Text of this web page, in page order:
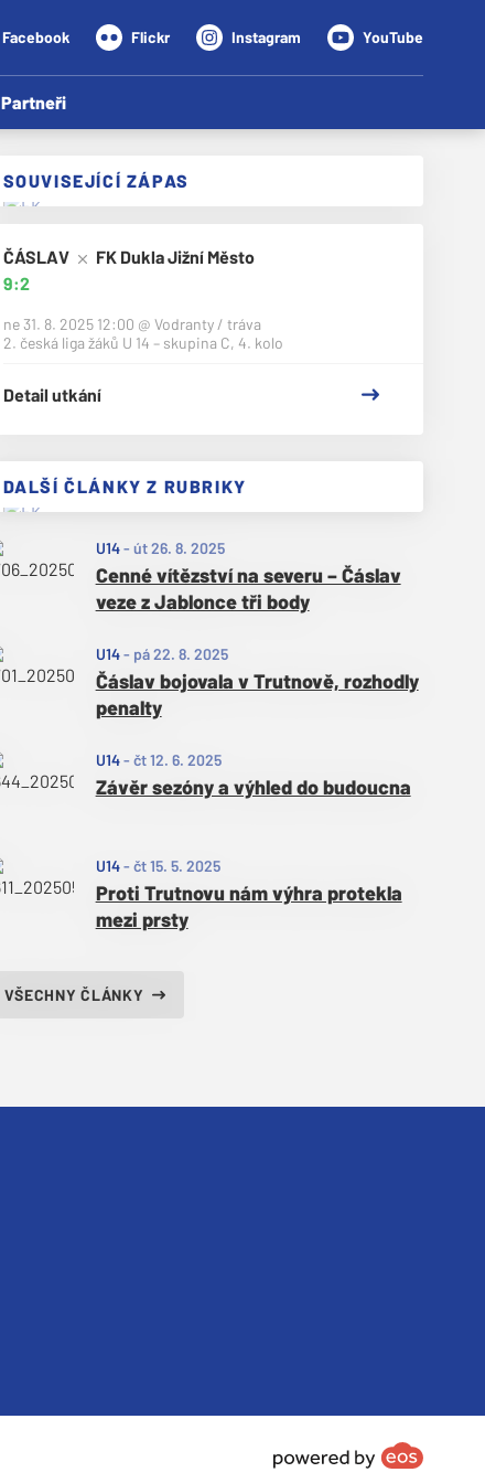
Facebook Flickr Instagram YouTube
Partneři
SOUVISEJÍCÍ ZÁPAS
ČÁSLAV
FK Dukla Jižní Město
9:2
ne 31. 8. 2025 12:00 @ Vodranty / tráva
2. česká liga žáků U 14 – skupina C, 4. kolo
Detail utkání
DALŠÍ ČLÁNKY Z RUBRIKY
U14- út 26. 8. 2025
Cenné vítězství na severu – Čáslav
veze z Jablonce tři body
U14- pá 22. 8. 2025
Čáslav bojovala v Trutnově, rozhodly
penalty
U14- čt 12. 6. 2025
Závěr sezóny a výhled do budoucna
U14- čt 15. 5. 2025
Proti Trutnovu nám výhra protekla
mezi prsty
VŠECHNY ČLÁNKY